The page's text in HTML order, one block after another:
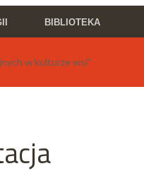
BIBLIOTEKA
w kulturze wsi"